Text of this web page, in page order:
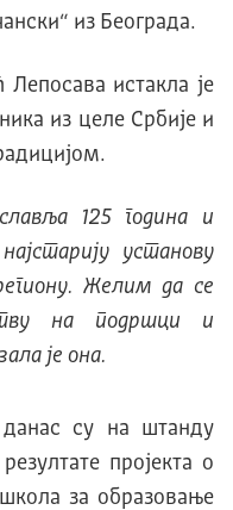
из Београда.
истакла је
из целе Србије и
125 година и
установу
Желим да се
на подршци и
је она.
су на штанду
пројекта о
за образовање